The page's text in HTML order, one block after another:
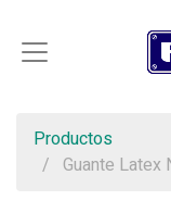
Productos
Guante Latex